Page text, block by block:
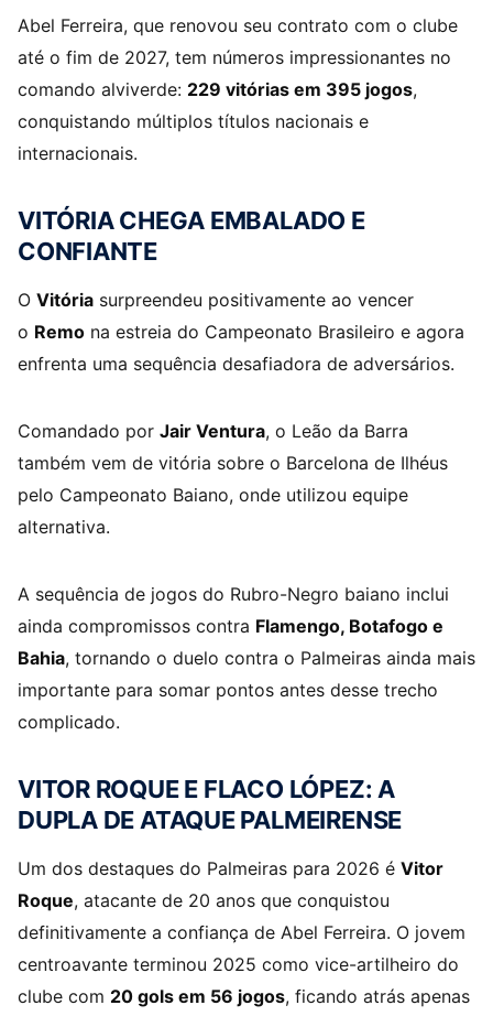
Abel Ferreira, que renovou seu contrato com o clube
até o fim de 2027, tem números impressionantes no
comando alviverde: 229 vitórias em 395 jogos,
conquistando múltiplos títulos nacionais e
internacionais.
VITÓRIA CHEGA EMBALADO E
CONFIANTE
O Vitória surpreendeu positivamente ao vencer
o Remo na estreia do Campeonato Brasileiro e agora
enfrenta uma sequência desafiadora de adversários.
Comandado por Jair Ventura, o Leão da Barra
também vem de vitória sobre o Barcelona de Ilhéus
pelo Campeonato Baiano, onde utilizou equipe
alternativa.
A sequência de jogos do Rubro-Negro baiano inclui
ainda compromissos contra Flamengo, Botafogo e
Bahia, tornando o duelo contra o Palmeiras ainda mais
importante para somar pontos antes desse trecho
complicado.
VITOR ROQUE E FLACO LÓPEZ: A
DUPLA DE ATAQUE PALMEIRENSE
Um dos destaques do Palmeiras para 2026 é Vitor
Roque, atacante de 20 anos que conquistou
definitivamente a confiança de Abel Ferreira. O jovem
centroavante terminou 2025 como vice-artilheiro do
clube com 20 gols em 56 jogos, ficando atrás apenas